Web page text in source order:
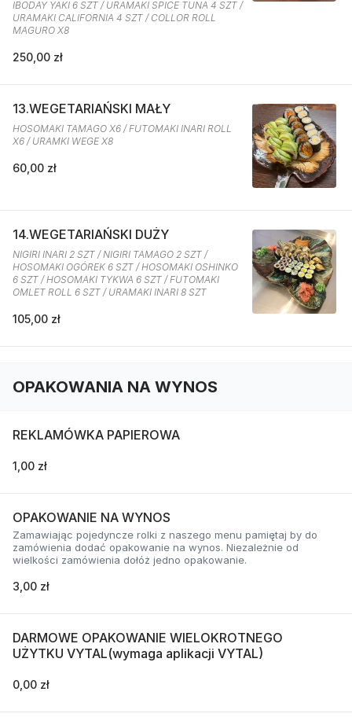
IBODAY YAKI 6 SZT / URAMAKI SPICE TUNA 4 SZT /
URAMAKI CALIFORNIA 4 SZT / COLLOR ROLL
MAGURO X8
250,00 zł
13.WEGETARIAŃSKI MAŁY
HOSOMAKI TAMAGO X6 / FUTOMAKI INARI ROLL
X6 / URAMKI WEGE X8
60,00 zł
14.WEGETARIAŃSKI DUŻY
NIGIRI INARI 2 SZT / NIGIRI TAMAGO 2 SZT /
HOSOMAKI OGÓREK 6 SZT / HOSOMAKI OSHINKO
6 SZT / HOSOMAKI TYKWA 6 SZT / FUTOMAKI
OMLET ROLL 6 SZT / URAMAKI INARI 8 SZT
105,00 zł
OPAKOWANIA NA WYNOS
REKLAMÓWKA PAPIEROWA
1,00 zł
OPAKOWANIE NA WYNOS
Zamawiając pojedyncze rolki z naszego menu pamiętaj by do
zamówienia dodać opakowanie na wynos. Niezależnie od
wielkości zamówienia dołóż jedno opakowanie.
3,00 zł
DARMOWE OPAKOWANIE WIELOKROTNEGO
UŻYTKU VYTAL(wymaga aplikacji VYTAL)
0,00 zł